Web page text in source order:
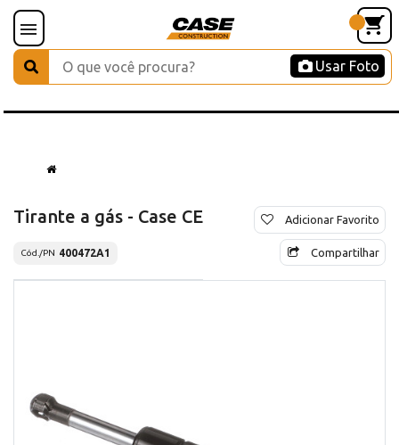
Usar Foto
Tirante a gás - Case CE
Cód./PN 400472A1
Adicionar Favorito
Compartilhar